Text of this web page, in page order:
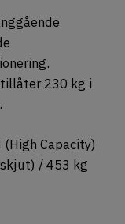
230 kg i
(High Capacity)
/ 453 kg